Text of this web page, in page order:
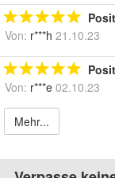
Von: r***h 21.10.23
Von: r***e 02.10.23
Mehr...